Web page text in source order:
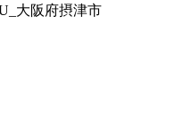
大阪府摂津市